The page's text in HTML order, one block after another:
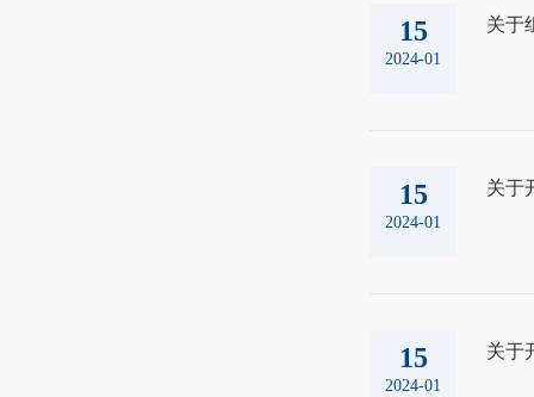
15
2024-01
关于
15
2024-01
关于
15
2024-01
关于